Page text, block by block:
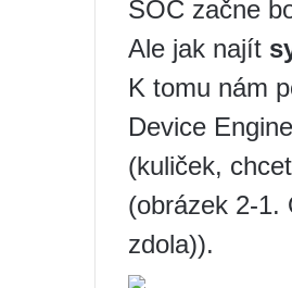
SOC začne
Ale jak najít
K tomu nám
Device
(kuliček,
(obrázek 2-1.
zdola)).